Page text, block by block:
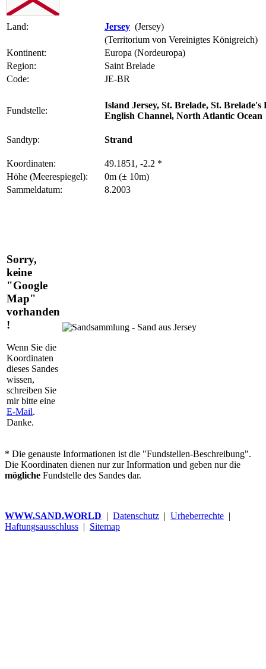
Land: Jersey (Jersey)
(Territorium von Vereinigtes Königreich)
Kontinent:
Europa (Nordeuropa)
Region:
Saint Brelade
Code:
JE-BR
Fundstelle:
Island Jersey, St. Brelade, St. Brelade's
English Channel, North Atlantic Ocean
Sandtyp: Strand
Koordinaten:
49.1851, -2.2 *
Höhe (Meerespiegel):
0m (± 10m)
Sammeldatum:
8.2003
Sorry,
keine
"Google
Map"
vorhanden
!
Wenn Sie die
Koordinaten
dieses Sandes
wissen,
schreiben Sie
mir bitte eine
E-Mail.
Danke.
* Die genauste Informationen ist die "Fundstellen-Beschreibung".
Die Koordinaten dienen nur zur Information und geben nur die
mögliche Fundstelle des Sandes dar.
WWW.SAND.WORLD | Datenschutz | Urheberrechte |
Haftungsausschluss | Sitemap